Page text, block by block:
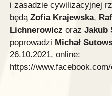
i zasadzie cywilizacyjnej
będą Zofia Krajewska,
Lichnerowicz oraz Jakub
poprowadzi Michał
26.10.2021, online:
https://